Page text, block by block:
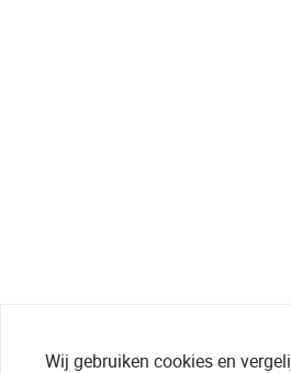
Wij gebruiken cookies en